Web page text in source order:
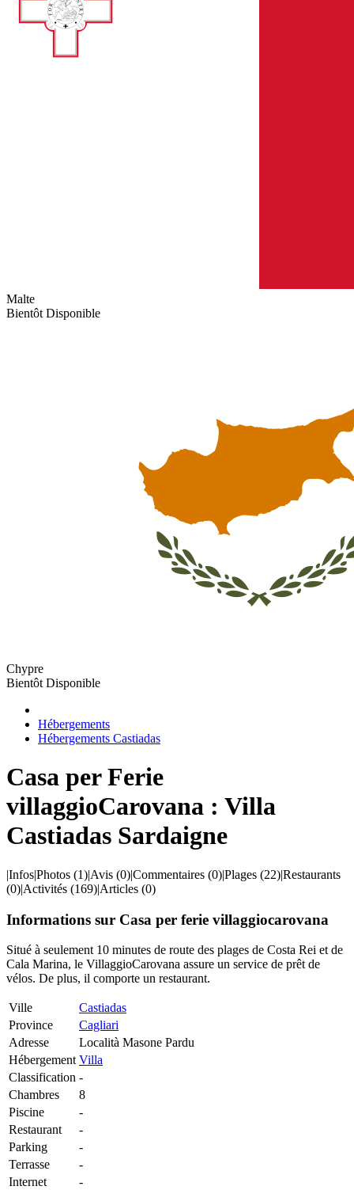
Malte
Bientôt Disponible
Chypre
Bientôt Disponible
Hébergements
Hébergements Castiadas
Casa per Ferie
villaggioCarovana : Villa
Castiadas Sardaigne
|Infos|Photos (1)|Avis (0)|Commentaires (0)|Plages (22)|Restaurants
(0)|Activités (169)|Articles (0)
Informations sur Casa per ferie villaggiocarovana
Situé à seulement 10 minutes de route des plages de Costa Rei et de
Cala Marina, le VillaggioCarovana assure un service de prêt de
vélos. De plus, il comporte un restaurant.
Ville
Castiadas
Province
Cagliari
Adresse
Località Masone Pardu
Hébergement Villa
Classification -
Chambres
8
Piscine
-
Restaurant
-
Parking
-
Terrasse
-
Internet
-